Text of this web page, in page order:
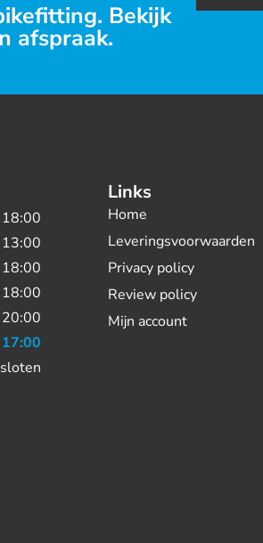
Bekijk
afspraak.
Links
Home
Leveringsvoorwaarden
Privacy policy
Review policy
Mijn account